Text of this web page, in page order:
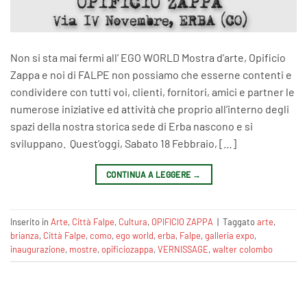
Non si sta mai fermi all’ EGO WORLD Mostra d’arte, Opificio
Zappa e noi di FALPE non possiamo che esserne contenti e
condividere con tutti voi, clienti, fornitori, amici e partner le
numerose iniziative ed attività che proprio all’interno degli
spazi della nostra storica sede di Erba nascono e si
sviluppano. Quest’oggi, Sabato 18 Febbraio, […]
CONTINUA A LEGGERE →
Inserito in Arte, Città Falpe, Cultura, OPIFICIO ZAPPA | Taggatoarte,
brianza, Città Falpe,como,ego world,erba, Falpe,galleria expo,
inaugurazione, mostre,opificiozappa,VERNISSAGE,walter colombo